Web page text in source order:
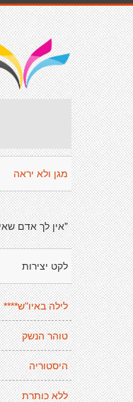
מגן ולא יראה
"אין לך אדם
לקט יצירות
לילה באיו"ש****
טוהר הנשק
היסטוריה
ללא כותרת